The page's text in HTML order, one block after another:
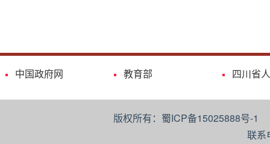
中国政府网 教育部 四川省
版权所有：蜀ICP备15025888号-
联系